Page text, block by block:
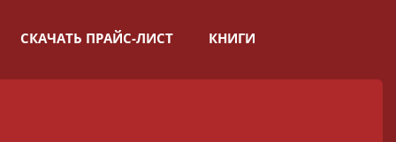
СКАЧАТЬ ПРАЙС-ЛИСТ КНИГИ